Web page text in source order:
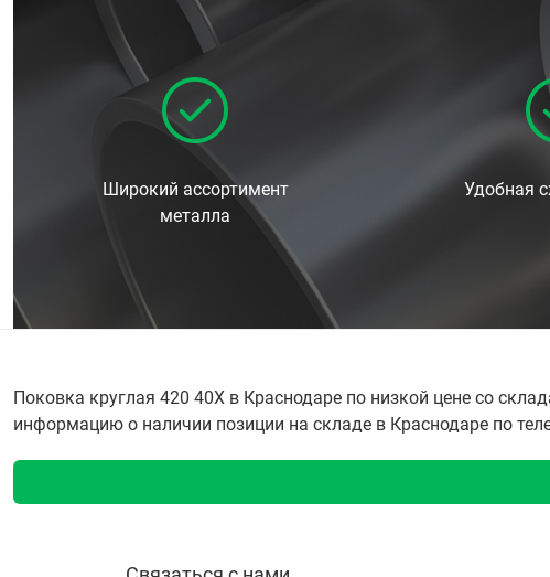
Широкий ассортимент
металла
Удобная
Поковка круглая 420 40Х в Краснодаре по низкой цене со
информацию о наличии позиции на складе в Краснодаре по